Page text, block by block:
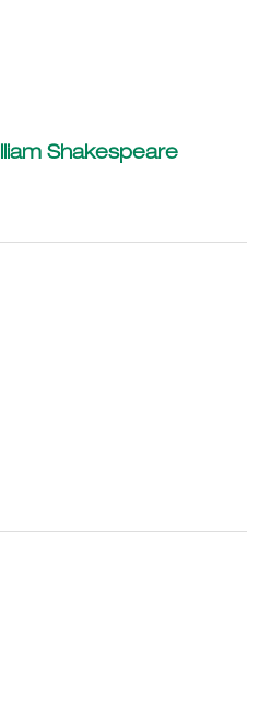
Shakespeare